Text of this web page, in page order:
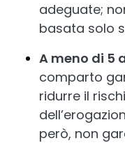
adeguate;
basata solo
A meno di 5
comparto
ridurre il
però, non